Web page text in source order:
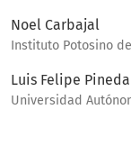
Noel Carbajal
Instituto Potosino
Luis Felipe
Universidad